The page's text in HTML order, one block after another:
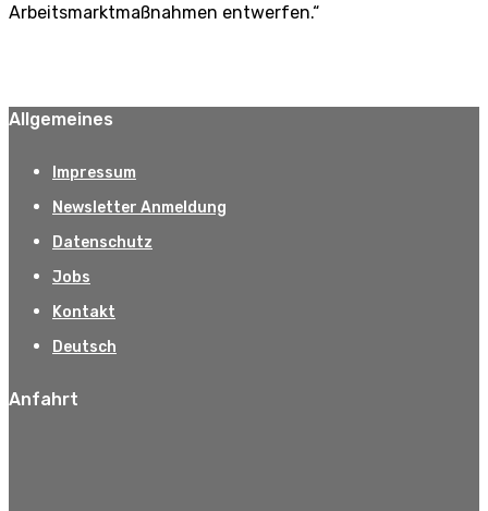
Arbeitsmarktmaßnahmen entwerfen.“
Allgemeines
Impressum
Newsletter Anmeldung
Datenschutz
Jobs
Kontakt
Deutsch
Anfahrt